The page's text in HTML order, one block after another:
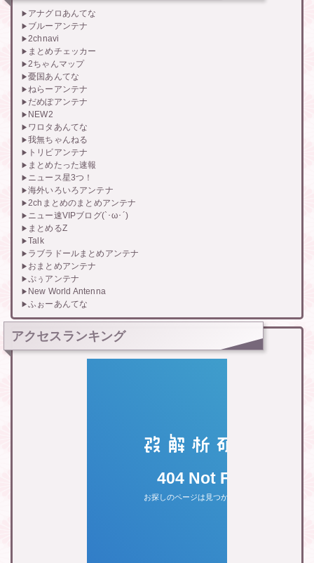
アナグロあんてな
ブルーアンテナ
2chnavi
まとめチェッカー
2ちゃんマップ
憂国あんてな
ねらーアンテナ
だめぽアンテナ
NEW2
ワロタあんてな
我無ちゃんねる
トリビアンテナ
まとめたった速報
ニュース星3つ！
海外いろいろアンテナ
2chまとめのまとめアンテナ
ニュー速VIPブログ(`･ω･´)
まとめるZ
Talk
ラブラドールまとめアンテナ
おまとめアンテナ
ぷぅアンテナ
New World Antenna
ふぉーあんてな
アクセスランキング